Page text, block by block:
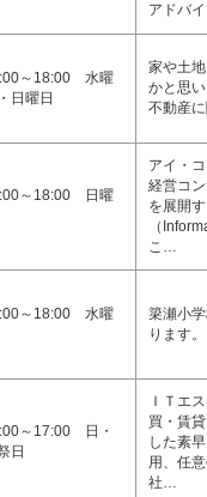
アドバ
～18:00 水曜
日曜日
家や土
かと思
不動産
～18:00 日曜
アイ・
経営コ
を展開
（
こ…
～18:00 水曜
簗瀬小
ります。
～17:00 日・
日
ＩＴエ
買・賃
した素
用、任
社…